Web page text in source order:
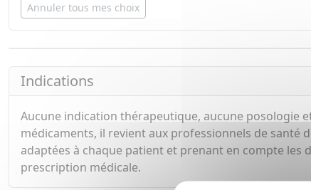
Annuler tous mes choix
Indications
Aucune indication thérapeutique, aucune posologie
médicaments, il revient aux professionnels de
adaptées à chaque patient et prenant en compte les
prescription médicale.